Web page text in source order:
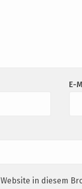
E-
in diesem